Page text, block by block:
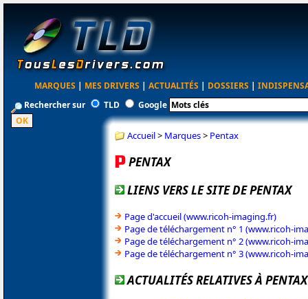
MARQUES | MES DRIVERS | ACTUALITÉS | DOSSIERS |
Rechercher sur
TLD Google
Accueil> Marques> Pentax
PENTAX
LIENS VERS LE SITE DE PENTAX
Page d'accueil (www.ricoh-imaging.fr)
Page de téléchargement n° 1 (www.ricoh-
Page de téléchargement n° 2 (www.ricoh-
Page de téléchargement n° 3 (www.ricoh-
ACTUALITÉS RELATIVES À PENTAX